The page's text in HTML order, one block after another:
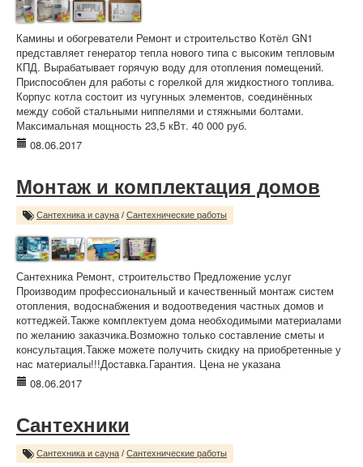
Камины и обогреватели Ремонт и строительство Котёл GN1
представляет генератор тепла нового типа с высоким тепловым
КПД. Вырабатывает горячую воду для отопления помещений.
Приспособлен для работы с горелкой для жидкостного топлива.
Корпус котла состоит из чугунных элементов, соединённых
между собой стальными ниппелями и стяжными болтами.
Максимальная мощность 23,5 кВт. 40 000 руб.
08.06.2017
Монтаж и комплектация домов
Сантехника и сауна / Сантехнические работы
Сантехника Ремонт, строительство Предложение услуг
Производим профессиональный и качественный монтаж систем
отопления, водоснабжения и водоотведения частных домов и
коттеджей.Также комплектуем дома необходимыми материалами
по желанию заказчика.Возможно только составление сметы и
консультация.Также можете получить скидку на приобретенные у
нас материалы!!!Доставка.Гарантия. Цена не указана
08.06.2017
Сантехники
Сантехника и сауна / Сантехнические работы